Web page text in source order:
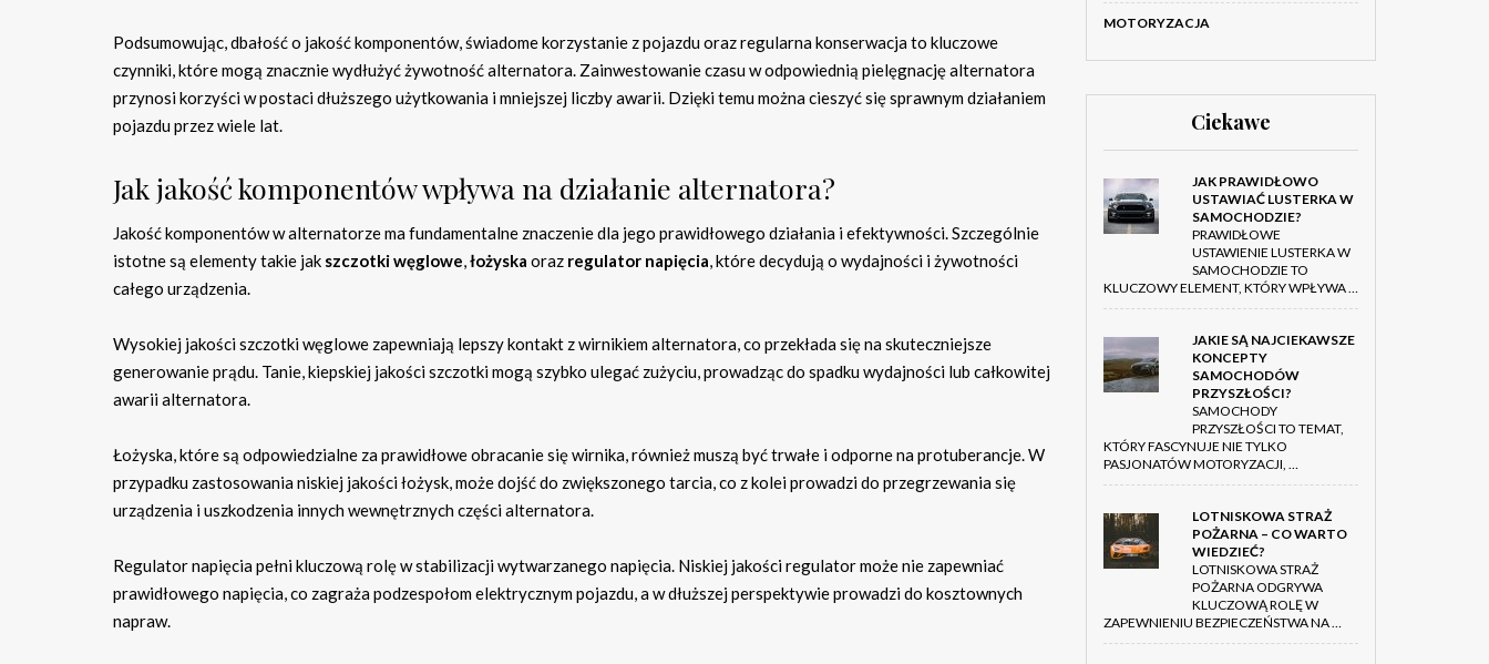
Podsumowując, dbałość o jakość komponentów, świadome korzystanie z pojazdu oraz regularna konserwacja to kluczowe
czynniki, które mogą znacznie wydłużyć żywotność alternatora. Zainwestowanie czasu w odpowiednią pielęgnację alternatora
przynosi korzyści w postaci dłuższego użytkowania i mniejszej liczby awarii. Dzięki temu można cieszyć się sprawnym działaniem
pojazdu przez wiele lat.
Jak jakość komponentów wpływa na działanie alternatora?
Jakość komponentów w alternatorze ma fundamentalne znaczenie dla jego prawidłowego działania i efektywności. Szczególnie
istotne są elementy takie jak szczotki węglowe,łożyska oraz regulator napięcia, które decydują o wydajności i żywotności
całego urządzenia.
Wysokiej jakości szczotki węglowe zapewniają lepszy kontakt z wirnikiem alternatora, co przekłada się na skuteczniejsze
generowanie prądu. Tanie, kiepskiej jakości szczotki mogą szybko ulegać zużyciu, prowadząc do spadku wydajności lub całkowitej
awarii alternatora.
Łożyska, które są odpowiedzialne za prawidłowe obracanie się wirnika, również muszą być trwałe i odporne na protuberancje. W
przypadku zastosowania niskiej jakości łożysk, może dojść do zwiększonego tarcia, co z kolei prowadzi do przegrzewania się
urządzenia i uszkodzenia innych wewnętrznych części alternatora.
Regulator napięcia pełni kluczową rolę w stabilizacji wytwarzanego napięcia. Niskiej jakości regulator może nie zapewniać
prawidłowego napięcia, co zagraża podzespołom elektrycznym pojazdu, a w dłuższej perspektywie prowadzi do kosztownych
napraw.
MOTORYZACJA
Ciekawe
JAK PRAWIDŁOWO
USTAWIAĆ LUSTERKA W
SAMOCHODZIE?
PRAWIDŁOWE
USTAWIENIE LUSTERKA W
SAMOCHODZIE TO
KLUCZOWY ELEMENT, KTÓRY WPŁYWA …
JAKIE SĄ NAJCIEKAWSZE
KONCEPTY
SAMOCHODÓW
PRZYSZŁOŚCI?
SAMOCHODY
PRZYSZŁOŚCI TO TEMAT,
KTÓRY FASCYNUJE NIE TYLKO
PASJONATÓW MOTORYZACJI, …
LOTNISKOWA STRAŻ
POŻARNA – CO WARTO
WIEDZIEĆ?
LOTNISKOWA STRAŻ
POŻARNA ODGRYWA
KLUCZOWĄ ROLĘ W
ZAPEWNIENIU BEZPIECZEŃSTWA NA …